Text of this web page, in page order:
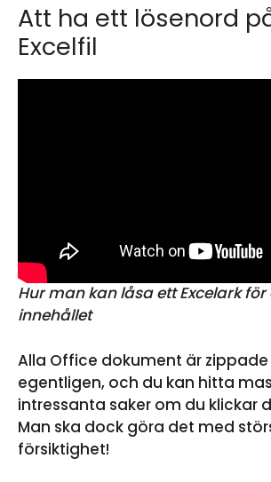
Att ha ett lösenord
Excelfil
Hur man kan låsa ett Excelark
innehållet
Alla Office dokument är
egentligen, och du kan hitta
intressanta saker om du klickar
Man ska dock göra det med
försiktighet!